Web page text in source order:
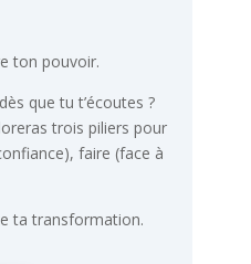
ton pouvoir.
que tu t’écoutes ?
trois piliers pour
faire (face à
ta transformation.